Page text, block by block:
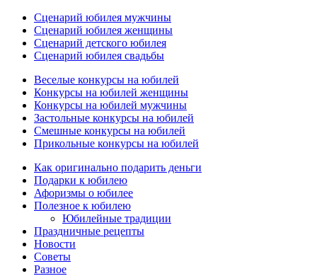
Сценарий юбилея мужчины
Сценарий юбилея женщины
Сценарий детского юбилея
Сценарий юбилея свадьбы
Веселые конкурсы на юбилей
Конкурсы на юбилей женщины
Конкурсы на юбилей мужчины
Застольные конкурсы на юбилей
Смешные конкурсы на юбилей
Прикольные конкурсы на юбилей
Как оригинально подарить деньги
Подарки к юбилею
Афоризмы о юбилее
Полезное к юбилею
Юбилейные традиции
Праздничные рецепты
Новости
Советы
Разное